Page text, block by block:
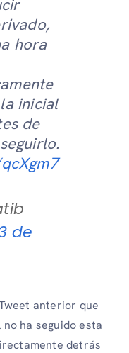
hora
inicial
de
de
anterior que
ha seguido esta
detrás